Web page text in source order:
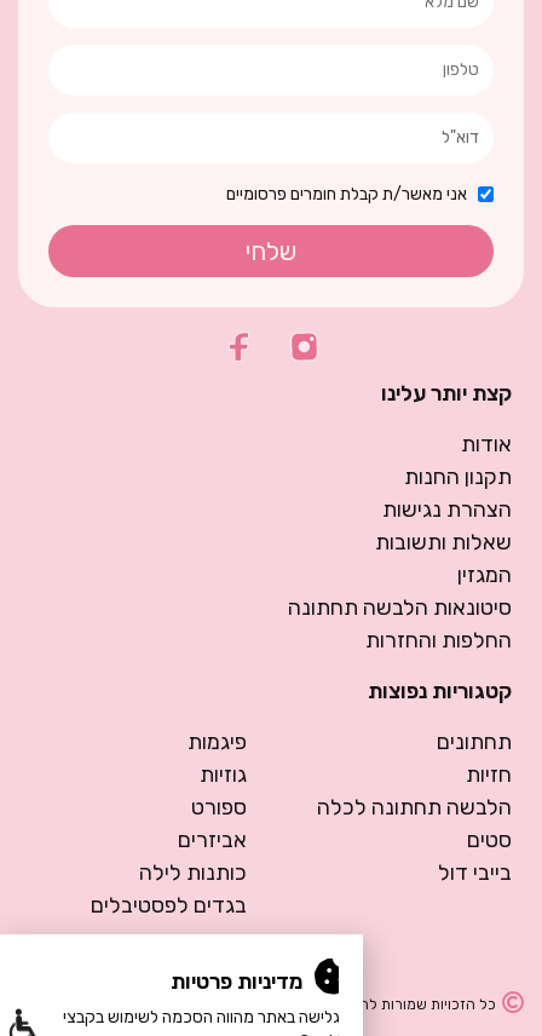
אני מאשר/ת קבלת חומרים פרסומיים
שלחי
קצת יותר עלינו
אודות
תקנון החנות
הצהרת נגישות
שאלות ותשובות
המגזין
סיטונאות הלבשה תחתונה
החלפות והחזרות
קטגוריות נפוצות
תחתונים
חזיות
הלבשה תחתונה לכלה
סטים
בייבי דול
פיגמות
גוזיות
ספורט
אביזרים
כותנות לילה
בגדים לפסטיבלים
כל הזכויות שמורות להרמוסה – הלבשה תחתונה
מדיניות פרטיות
הגלישה באתר מהווה הסכמה לשימוש בקבצי